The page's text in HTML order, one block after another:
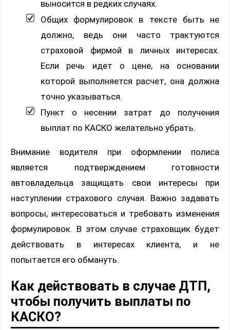
выносится в редких случаях.
Общих формулировок в тексте быть не
должно, ведь они часто трактуются
страховой фирмой в личных интересах.
Если речь идет о цене, на основании
которой выполняется расчет, она должна
точно указываться.
Пункт о несении затрат до получения
выплат по КАСКО желательно убрать.
Внимание водителя при оформлении полиса
является подтверждением готовности
автовладельца защищать свои интересы при
наступлении страхового случая. Важно задавать
вопросы, интересоваться и требовать изменения
формулировок. В этом случае страховщик будет
действовать в интересах клиента, и не
попытается его обмануть.
Как действовать в случае ДТП,
чтобы получить выплаты по
КАСКО?